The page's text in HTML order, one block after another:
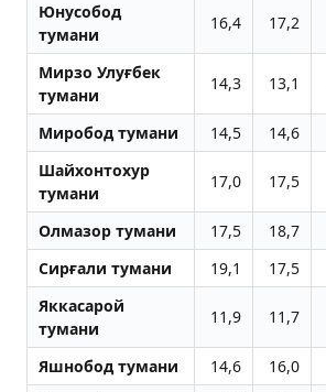
Юнусобод
тумани
16,4 17,2
Мирзо Улуғбек
тумани
14,3 13,1
Миробод тумани 14,5 14,6
Шайхонтохур
тумани
17,0 17,5
Олмазор тумани 17,5 18,7
Сирғали тумани
19,1 17,5
Яккасарой
тумани
11,9 11,7
Яшнобод тумани 14,6 16,0